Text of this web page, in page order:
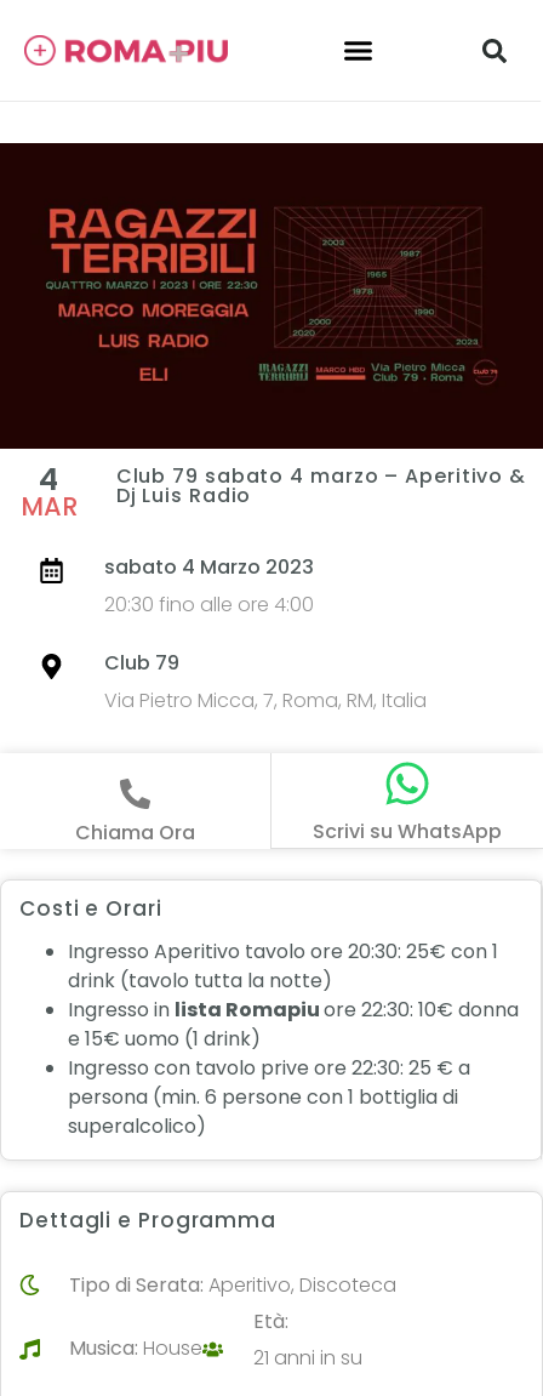
4
MAR
Club 79 sabato 4 marzo – Aperitivo &
Dj Luis Radio
sabato 4 Marzo 2023
20:30 fino alle ore 4:00
Club 79
Via Pietro Micca, 7, Roma, RM, Italia
Chiama Ora Scrivi su WhatsApp
Costi e Orari
Ingresso Aperitivo tavolo ore 20:30: 25€ con 1
drink (tavolo tutta la notte)
Ingresso in lista Romapiuore 22:30: 10€ donna
e 15€ uomo (1 drink)
Ingresso con tavolo prive ore 22:30: 25 € a
persona (min. 6 persone con 1 bottiglia di
superalcolico)
Dettagli e Programma
Tipo di Serata:Aperitivo, Discoteca
Musica: House
Età:
21 anni in su